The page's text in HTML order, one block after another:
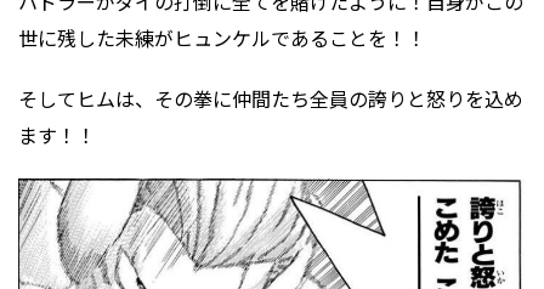
世に残した未練がヒュンケルであることを！！
そしてヒムは、その拳に仲間たち全員の誇りと怒りを込め
ます！！